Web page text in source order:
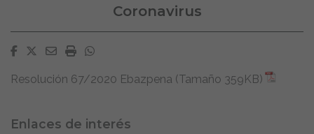
Coronavirus
Facebook
Twitter
EmailImprimirWhatsapp
Resolución 67/2020 Ebazpena (Tamaño 359KB)
Enlaces de interés